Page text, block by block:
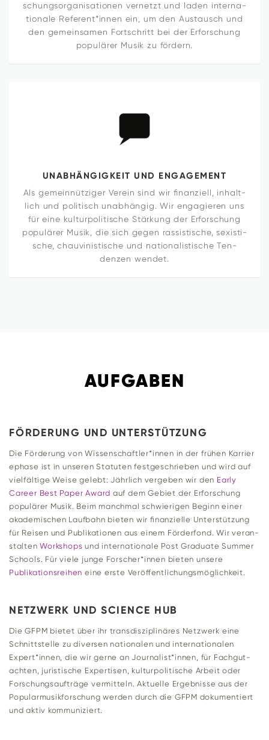
schungs­or­ga­ni­sa­tionen ver­netzt und laden inter­na­
tio­nale Referent*innen ein, um den Aus­tausch und
den gemein­samen Fort­schritt bei der Erfor­schung
populärer Musik zu fördern.
UNAB­HÄN­GIG­KEIT UND ENGAGEMENT
Als gemeinnütziger Verein sind wir finan­ziell, inhalt­
lich und poli­tisch unabhängig. Wir enga­gieren uns
für eine kul­tur­po­li­ti­sche Stär­kung der Erfor­schung
popu­lärer Musik, die sich gegen ras­sis­ti­sche, sexis­ti­
sche, chau­vi­nis­ti­sche und natio­na­lis­ti­sche Ten­
denzen wendet.
AUFGABEN
FÖR­DE­RUNG UND UNTERSTÜTZUNG
Die För­de­rung von Wissenschaftler*innen in der frühen Kar­rie­r
e­phase ist in unseren Sta­tuten fest­ge­schrieben und wird auf
viel­fäl­tige Weise gelebt: Jähr­lich ver­geben wir den Early
Career Best Paper Award auf dem Gebiet der Erfor­schung
popu­lärer Musik. Beim manchmal schwie­rigen Beginn einer
aka­de­mi­schen Lauf­bahn bieten wir finan­zi­elle Unter­stüt­zung
für Reisen und Publi­ka­tionen aus einem För­der­fond. Wir ver­an­
staltenWork­shops und inter­na­tio­nale Post Gra­duate Summer
Schools. Für viele junge Forscher*innen bieten unsere
Publi­ka­ti­ons­reihen eine erste Veröffentlichungsmöglichkeit.
NETZ­WERK UND SCI­ENCE HUB
Die GFPM bietet über ihr trans­dis­zi­pli­näres Netz­werk eine
Schnitt­stelle zu diversen natio­nalen und inter­na­tio­nalen
Expert*innen, die wir gerne an Journalist*innen, für Fach­gut­
achten, juris­ti­sche Exper­tisen, kul­tur­po­li­ti­sche Arbeit oder
For­schungs­auf­träge ver­mit­teln. Aktu­elle Ergeb­nisse aus der
Popular­musik­forschung werden durch die GFPM doku­men­tiert
und aktiv kommuniziert.